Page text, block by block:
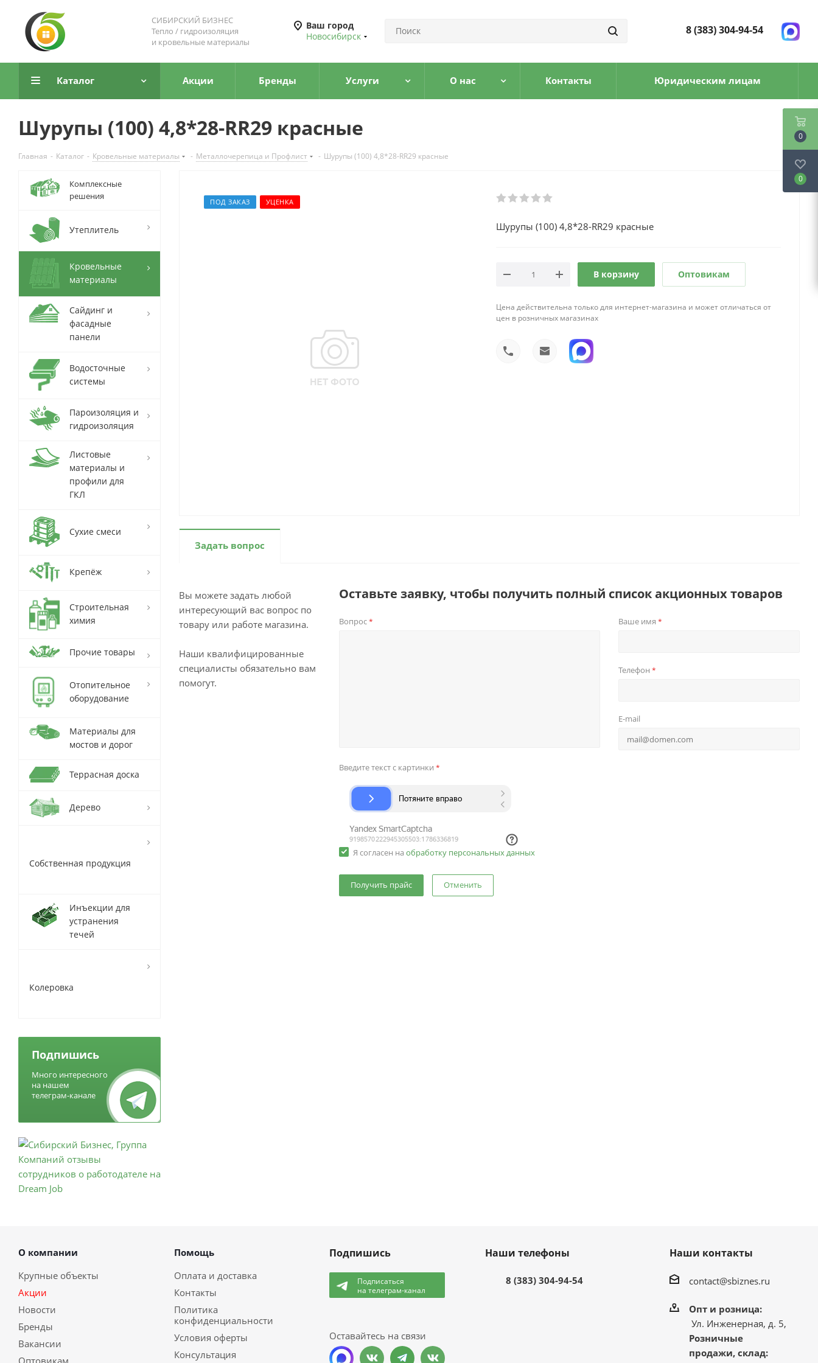
СИБИРСКИЙ БИЗНЕС
Тепло / гидроизоляция
и кровельные материалы
Ваш город
Новосибирск
8 (383) 304-94-54
Каталог Акции Бренды Услуги О нас Контакты Юридическим лицам
Шурупы (100) 4,8*28-RR29 красные
Главная - Каталог - Кровельные материалы - Металлочерепица и Профлист - Шурупы (100) 4,8*28-RR29 красные
ПОД ЗАКАЗ УЦЕНКА
Шурупы (100) 4,8*28-RR29 красные
В корзину Оптовикам
Цена действительна только для интернет-магазина и может отличаться от
цен в розничных магазинах
Задать вопрос
Вы можете задать любой
интересующий вас вопрос по
товару или работе магазина.
Наши квалифицированные
специалисты обязательно вам
помогут.
Оставьте заявку, чтобы получить полный список акционных товаров
Вопрос* Ваше имя *
Телефон *
E-mail
Введите текст с картинки *
Я согласен на обработку персональных данных
Отменить
Комплексные
решения
Утеплитель
Кровельные
материалы
Сайдинг и
фасадные
панели
Водосточные
системы
Пароизоляция и
гидроизоляция
Листовые
материалы и
профили для
ГКЛ
Сухие смеси
Крепёж
Строительная
химия
Прочие товары
Отопительное
оборудование
Материалы для
мостов и дорог
Террасная доска
Дерево
Собственная продукция
Инъекции для
устранения
течей
Колеровка
Подпишись
Много интересного
на нашем
телеграм-канале
О компании
Крупные объекты
Акции
Новости
Бренды
Вакансии
Оптовикам
Помощь
Оплата и доставка
Контакты
Политика
конфиденциальности
Условия оферты
Консультация
Подпишись
Подписаться
на телеграм-канал
Оставайтесь на связи
Наши телефоны
8 (383) 304-94-54
Наши контакты
contact@sbiznes.ru
Опт и розница:
Ул. Инженерная, д. 5,
Розничные
продажи, склад:
0
0